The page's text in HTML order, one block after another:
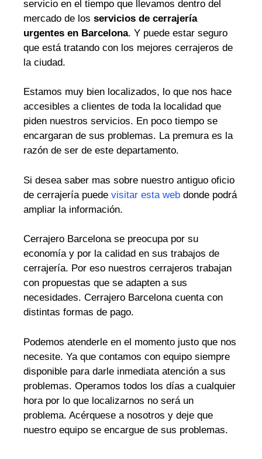
servicio en el tiempo que llevamos dentro del
mercado de los servicios de cerrajería
urgentes en Barcelona. Y puede estar seguro
que está tratando con los mejores cerrajeros de
la ciudad.
Estamos muy bien localizados, lo que nos hace
accesibles a clientes de toda la localidad que
piden nuestros servicios. En poco tiempo se
encargaran de sus problemas. La premura es la
razón de ser de este departamento.
Si desea saber mas sobre nuestro antiguo oficio
de cerrajería puede visitar esta web donde podrá
ampliar la información.
Cerrajero Barcelona se preocupa por su
economía y por la calidad en sus trabajos de
cerrajería. Por eso nuestros cerrajeros trabajan
con propuestas que se adapten a sus
necesidades. Cerrajero Barcelona cuenta con
distintas formas de pago.
Podemos atenderle en el momento justo que nos
necesite. Ya que contamos con equipo siempre
disponible para darle inmediata atención a sus
problemas. Operamos todos los días a cualquier
hora por lo que localizarnos no será un
problema. Acérquese a nosotros y deje que
nuestro equipo se encargue de sus problemas.